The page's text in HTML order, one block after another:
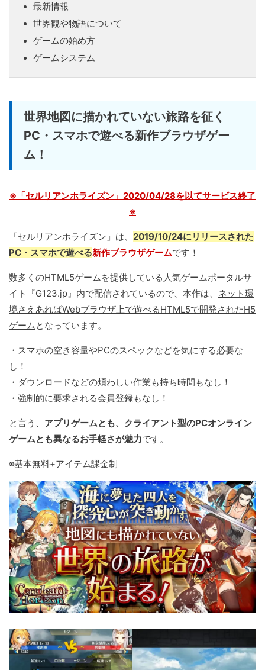
最新情報
世界観や物語について
ゲームの始め方
ゲームシステム
世界地図に描かれていない旅路を征く
PC・スマホで遊べる新作ブラウザゲー
ム！
※「セルリアンホライズン」2020/04/28を以てサービス終了
※
「セルリアンホライズン」は、 2019/10/24にリリースされた
PC・スマホで遊べる新作ブラウザゲームです！
数多くのHTML5ゲームを提供している人気ゲームポータルサ
イト『G123.jp』内で配信されているので、本作は、 ネット環
境さえあればWebブラウザ上で遊べるHTML5で開発されたH5
ゲームとなっています。
・スマホの空き容量やPCのスペックなどを気にする必要な
し！
・ダウンロードなどの煩わしい作業も持ち時間もなし！
・強制的に要求される会員登録もなし！
と言う、 アプリゲームとも、クライアント型のPCオンライン
ゲームとも異なるお手軽さが魅力です。
※基本無料+アイテム課金制